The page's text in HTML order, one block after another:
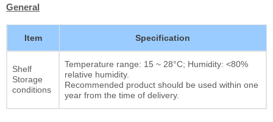
General
Item Specification
Shelf
Storage
conditions
Temperature range: 15 ~ 28°C; Humidity: <80%
relative humidity.
Recommended product should be used within one
year from the time of delivery.